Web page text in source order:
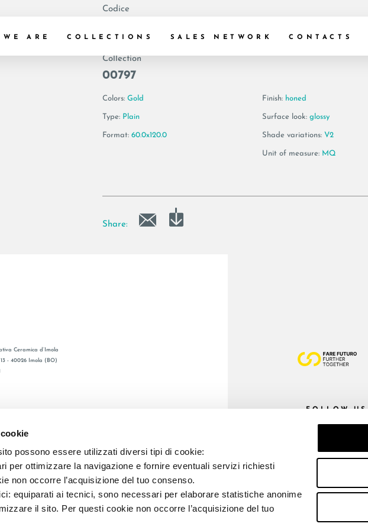
possono essere utilizzati diversi tipi di cookie:
per ottimizzare la navigazione e fornire eventuali servizi richiesti
non occorre l’acquisizione del tuo consenso.
equiparati ai tecnici, sono necessari per elaborare statistiche anonime
il sito. Per questi cookie non occorre l’acquisizione del tuo
WE ARE COLLECTIONS SALES NETWORK CONTACTS
Codice
Collection
00797
Colors: Gold
Type: Plain
Format: 60.0x120.0
Finish: honed
Surface look: glossy
Shade variations: V2
Unit of measure: MQ
Share:
Ceramica d’Imola
- 40026 Imola (BO)
FOLLOW US
E REG. IMPR. BO 00286900378 R.E.A. BO 5545